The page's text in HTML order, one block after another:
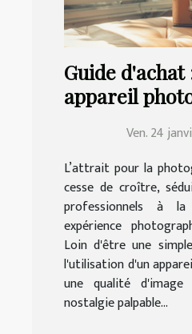
Guide
appareil
Ven. 24
L’attrait pour la
cesse de croître,
professionnels à la
expérience
Loin d'être une
l'utilisation d'un
une qualité
nostalgie palpable...